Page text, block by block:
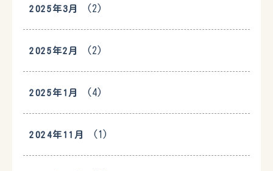
2025年3月 (2)
2025年2月 (2)
2025年1月 (4)
2024年11月 (1)